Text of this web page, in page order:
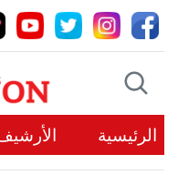
الرئيسية